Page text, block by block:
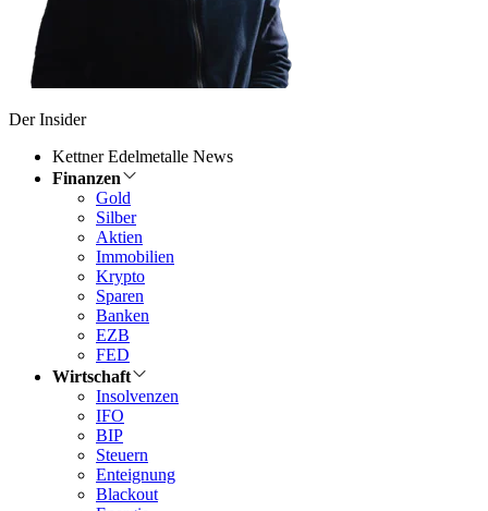
Der Insider
Kettner Edelmetalle News
Finanzen
Gold
Silber
Aktien
Immobilien
Krypto
Sparen
Banken
EZB
FED
Wirtschaft
Insolvenzen
IFO
BIP
Steuern
Enteignung
Blackout